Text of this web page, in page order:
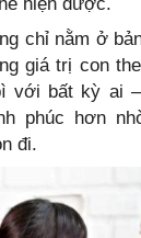
chỉ nằm ở
giá trị con
với bất kỳ ai
phúc hơn
đi.